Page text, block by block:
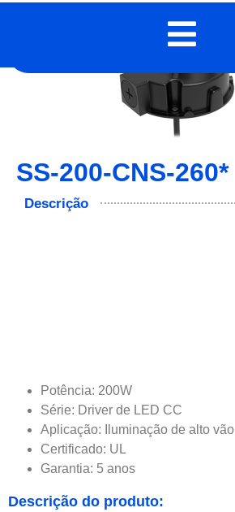
SS-200-CNS-260*
Descrição
Potência: 200W
Série: Driver de LED CC
Aplicação: Iluminação de alto vão
Certificado: UL
Garantia: 5 anos
Descrição do produto: